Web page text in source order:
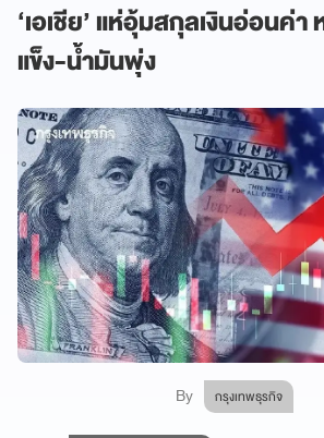
‘เอเชีย’ แห่อุ้มสกุลเงินอ่อนค่
แข็ง-น้ำมันพุ่ง
By กรุงเทพธุรกิจ